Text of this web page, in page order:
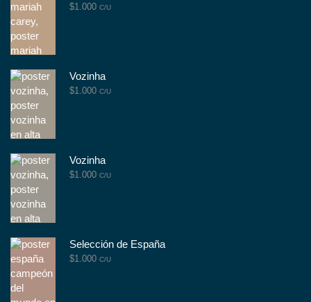
$1.000 C/U
Vozinha
$1.000 C/U
Vozinha
$1.000 C/U
Selección de España
$1.000 C/U